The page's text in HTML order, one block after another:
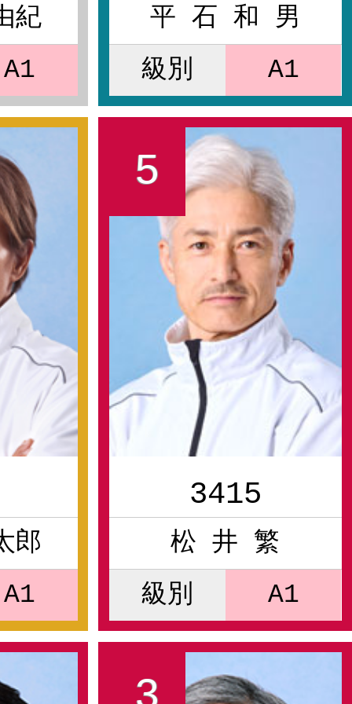
紀
A1
平 石 和 男
級別
A1
郎
A1
5
3415
松 井 繁
級別
A1